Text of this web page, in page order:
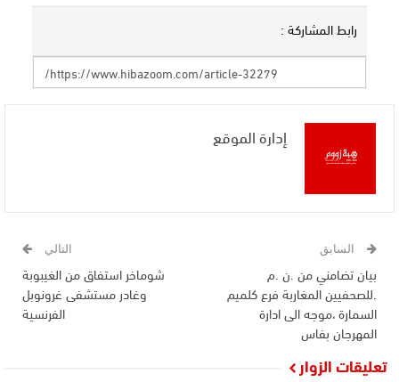
رابط المشاركة :
إدارة الموقع
السابق
بيان تضامني من .ن .م
.للصحفيين المغاربة فرع كلميم
السمارة ،موجه الى ادارة
المهرجان بفاس
التالي
شوماخر استفاق من الغيبوبة
وغادر مستشفى غرونوبل
الفرنسية
تعليقات الزوار